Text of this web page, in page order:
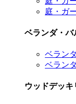
庭・ガ
ベランダ・バ
ベラン
ベラン
ウッドデッ